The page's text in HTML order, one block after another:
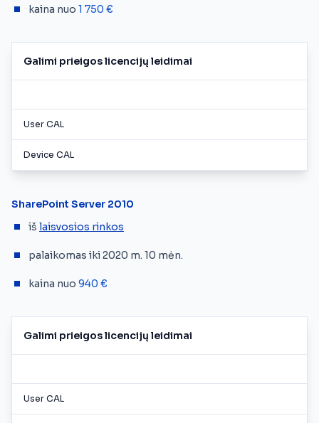
kaina nuo 1 750 €
Galimi prieigos licencijų leidimai
User CAL
Device CAL
SharePoint Server 2010
iš laisvosios rinkos
palaikomas iki 2020 m. 10 mėn.
kaina nuo 940 €
Galimi prieigos licencijų leidimai
User CAL